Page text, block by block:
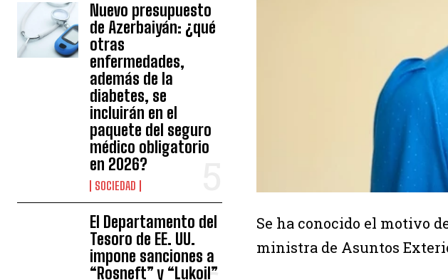
Nuevo presupuesto
de Azerbaiyán: ¿qué
otras
enfermedades,
además de la
diabetes, se
incluirán en el
paquete del seguro
médico obligatorio
en 2026?
SOCIEDAD
El Departamento del
Tesoro de EE. UU.
impone sanciones a
“Rosneft” y “Lukoil”
Se ha conocido el motivo
ministra de Asuntos